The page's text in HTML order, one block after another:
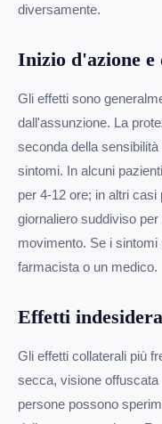
diversamente.
Inizio d'azione e
Gli effetti sono
dall'assunzione. La
seconda della
sintomi. In alcuni
per 4-12 ore; in altri
giornaliero suddiviso
movimento. Se i
farmacista o un medico.
Effetti
Gli effetti collaterali più
secca, visione offuscata
persone possono